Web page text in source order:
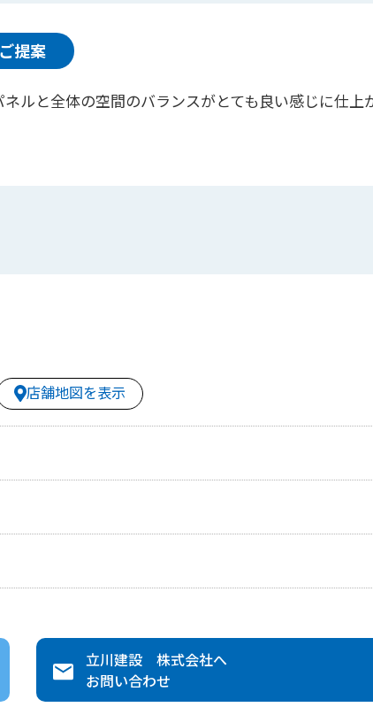
提案
ルと全体の空間のバランスがとても良い感じに仕上
店舗地図を表示
立川建設 株式会社へ
お問い合わせ